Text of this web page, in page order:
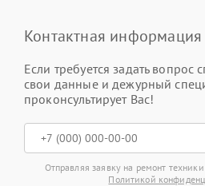
Контактная информация
Если требуется задать вопрос
свои данные и дежурный
проконсультирует Вас!
Отправляя заявку на ремонт
Политикой